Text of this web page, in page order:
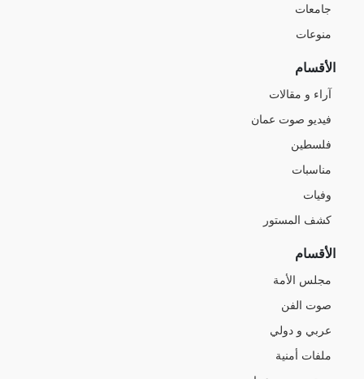
جامعات
منوعات
الأقسام
آراء و مقالات
فيديو صوت عمان
فلسطين
مناسبات
وفيات
كشف المستور
الأقسام
مجلس الأمة
صوت الفن
عربي و دولي
ملفات أمنية